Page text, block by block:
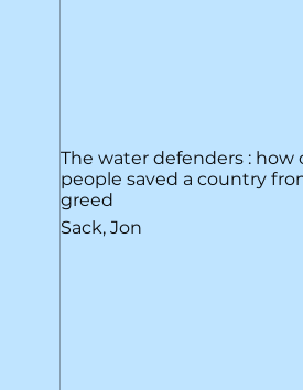
Sack, Jon
The water defenders : how
people saved a country
greed